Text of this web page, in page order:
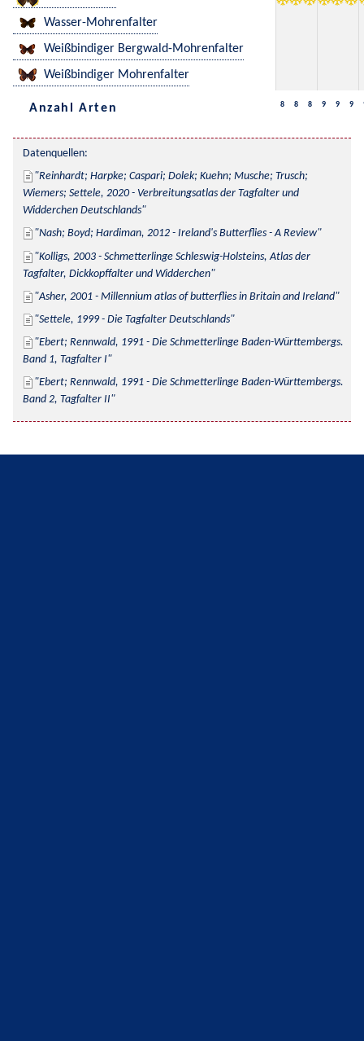
Wasser-Mohrenfalter
Weißbindiger Bergwald-Mohrenfalter
Weißbindiger Mohrenfalter
Anzahl Arten 8 8 8 9 9 9
Datenquellen:
Reinhardt; Harpke; Caspari; Dolek; Kuehn; Musche; Trusch;
Wiemers; Settele, 2020 - Verbreitungsatlas der Tagfalter und
Widderchen Deutschlands
Nash; Boyd; Hardiman, 2012 - Ireland's Butterflies - A Review
Kolligs, 2003 - Schmetterlinge Schleswig-Holsteins, Atlas der
Tagfalter, Dickkopffalter und Widderchen
Asher, 2001 - Millennium atlas of butterflies in Britain and Ireland
Settele, 1999 - Die Tagfalter Deutschlands
Ebert; Rennwald, 1991 - Die Schmetterlinge Baden-Württembergs.
Band 1, Tagfalter I
Ebert; Rennwald, 1991 - Die Schmetterlinge Baden-Württembergs.
Band 2, Tagfalter II